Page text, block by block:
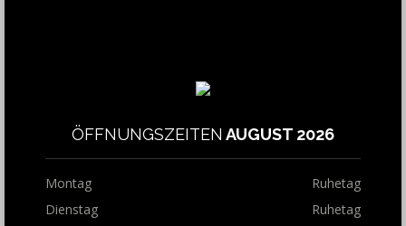
ÖFFNUNGSZEITEN AUGUST 2026
Montag
Ruhetag
Dienstag
Ruhetag